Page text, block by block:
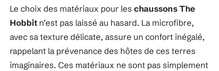
Le choix des matériaux pour les chaussons The
Hobbit n’est pas laissé au hasard. La microfibre,
avec sa texture délicate, assure un confort inégalé,
rappelant la prévenance des hôtes de ces terres
imaginaires. Ces matériaux ne sont pas simplement